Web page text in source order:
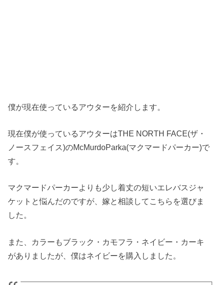
僕が現在使っているアウターを紹介します。
現在僕が使っているアウターはTHE NORTH FACE(ザ・
ノースフェイス)のMcMurdoParka(マクマードパーカー)で
す。
マクマードパーカーよりも少し着丈の短いエレバスジャ
ケットと悩んだのですが、嫁と相談してこちらを選びま
した。
また、カラーもブラック・カモフラ・ネイビー・カーキ
がありましたが、僕はネイビーを購入しました。